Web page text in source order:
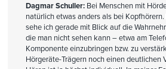
Dagmar Schuller: Bei Menschen mit
natürlich etwas anders als bei
sehe ich gerade mit Blick auf die
die man nicht sehen kann – etwa am
Komponente einzubringen bzw. zu
Hörgeräte-Trägern noch einen deutlichen